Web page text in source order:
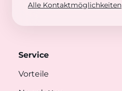
Alle Kontaktmöglichkeiten
Service
Vorteile